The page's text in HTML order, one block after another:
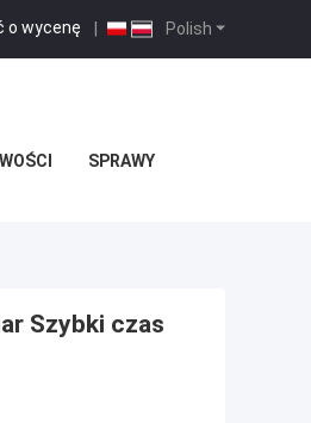
Polish
o wycenę |
SPRAWY
Szybki czas